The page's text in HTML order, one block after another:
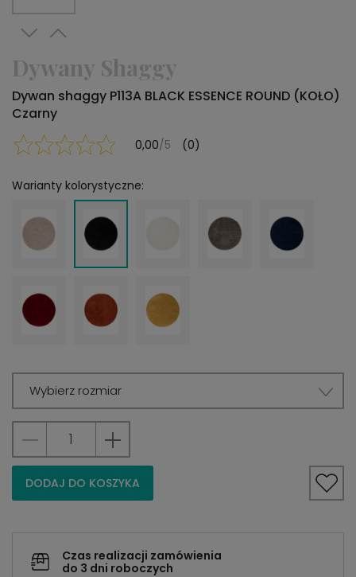
Dywany Shaggy
Dywan shaggy P113A BLACK ESSENCE ROUND (KOŁO)
Czarny
0,00/5 (0)
Warianty kolorystyczne:
Wybierz rozmiar
DODAJ DO KOSZYKA
Czas realizacji zamówienia
do 3 dni roboczych